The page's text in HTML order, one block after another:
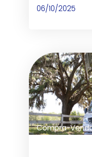
06/10/2025
Compra-